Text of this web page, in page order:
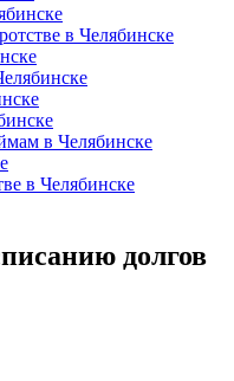
в Челябинске
в Челябинске
в Челябинске
долгов